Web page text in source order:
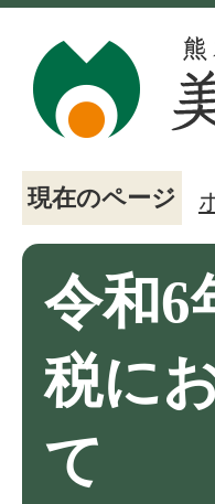
現在のページ
令和6
税に
て